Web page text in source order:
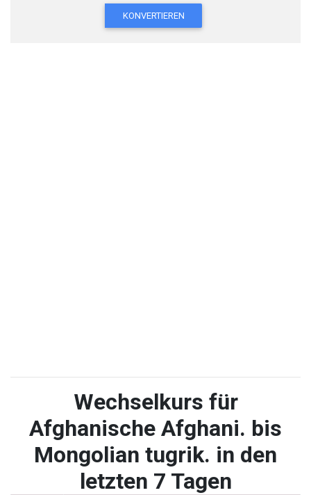
KONVERTIEREN
Wechselkurs für
Afghanische Afghani. bis
Mongolian tugrik. in den
letzten 7 Tagen